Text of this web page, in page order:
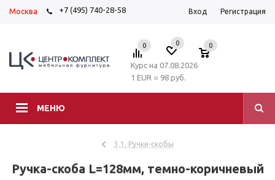
Москва +7 (495) 740-28-58 Вход Регистрация
МЕНЮ
0 0 0
Курс на 07.08.2026
1 EUR = 98 руб.
3.1. Ручки-скобы
Ручка-скоба L=128мм, темно-коричневый